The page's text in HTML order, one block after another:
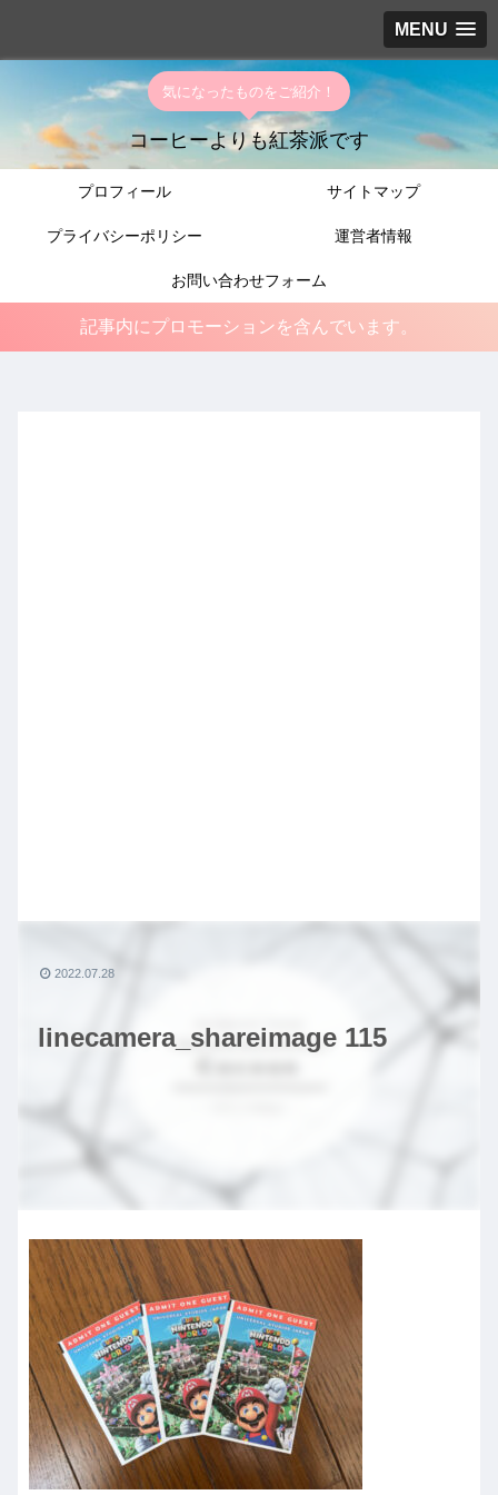
MENU
気になったものをご紹介！
コーヒーよりも紅茶派です
プロフィール サイトマップ
プライバシーポリシー 運営者情報
お問い合わせフォーム
記事内にプロモーションを含んでいます。
linecamera_shareimage 115
2022.07.28